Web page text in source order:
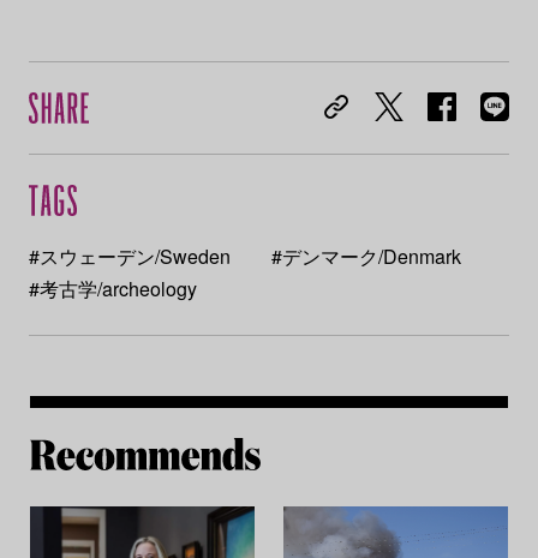
#スウェーデン/Sweden
#デンマーク/Denmark
#考古学/archeology